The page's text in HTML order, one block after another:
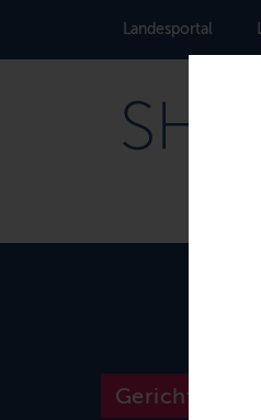
Landes­portal
Gerichte &